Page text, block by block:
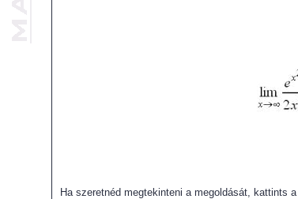
Ha szeretnéd megtekinteni a megoldását, kattints a